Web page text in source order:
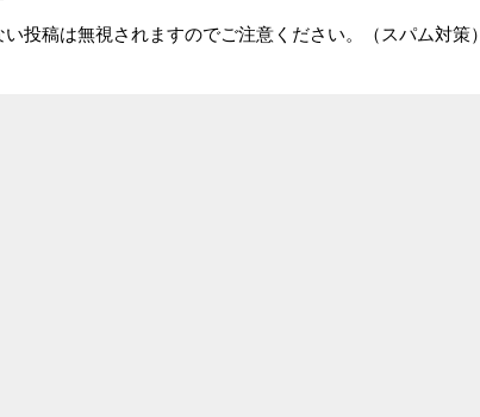
投稿は無視されますのでご注意ください。（スパム対策）